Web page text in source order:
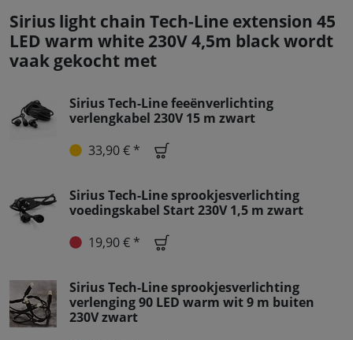
Sirius light chain Tech-Line extension 45
LED warm white 230V 4,5m black wordt
vaak gekocht met
Sirius Tech-Line feeënverlichting
verlengkabel 230V 15 m zwart
33,90 € *
Sirius Tech-Line sprookjesverlichting
voedingskabel Start 230V 1,5 m zwart
19,90 € *
Sirius Tech-Line sprookjesverlichting
verlenging 90 LED warm wit 9 m buiten
230V zwart